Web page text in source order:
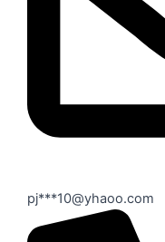
pj***10@yhaoo.com